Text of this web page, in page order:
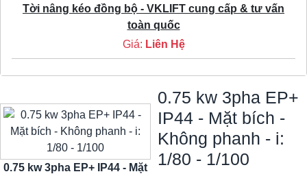
Tời nâng kéo đồng bộ - VKLIFT cung cấp & tư vấn
toàn quốc
Giá: Liên Hệ
0.75 kw 3pha EP+ IP44 - Mặt
0.75 kw 3pha EP+
IP44 - Mặt bích -
Không phanh - i:
1/80 - 1/100